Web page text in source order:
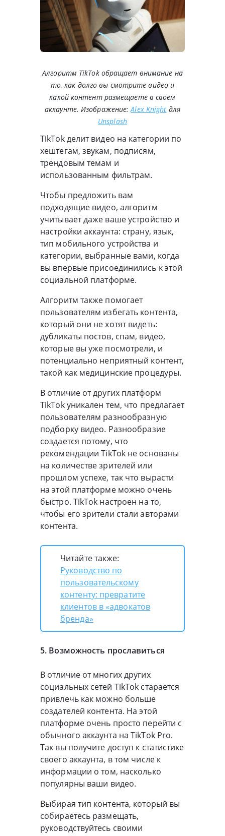
Алгоритм TikTok обращает внимание на
то, как долго вы смотрите видео и
какой контент размещаете в своем
аккаунте. Изображение:Alex Knight для
Unsplash
TikTok делит видео на категории по
хештегам, звукам, подписям,
трендовым темам и
использованным фильтрам.
Чтобы предложить вам
подходящие видео, алгоритм
учитывает даже ваше устройство и
настройки аккаунта: страну, язык,
тип мобильного устройства и
категории, выбранные вами, когда
вы впервые присоединились к этой
социальной платформе.
Алгоритм также помогает
пользователям избегать контента,
который они не хотят видеть:
дубликаты постов, спам, видео,
которые вы уже посмотрели, и
потенциально неприятный контент,
такой как медицинские процедуры.
В отличие от других платформ
TikTok уникален тем, что предлагает
пользователям разнообразную
подборку видео. Разнообразие
создается потому, что
рекомендации TikTok не основаны
на количестве зрителей или
прошлом успехе, так что вырасти
на этой платформе можно очень
быстро. TikTok настроен на то,
чтобы его зрители стали авторами
контента.
Читайте также:
Руководство по
пользовательскому
контенту: превратите
клиентов в «адвокатов
бренда»
5. Возможность прославиться
В отличие от многих других
социальных сетей TikTok старается
привлечь как можно больше
создателей контента. На этой
платформе очень просто перейти с
обычного аккаунта на TikTok Pro.
Так вы получите доступ к статистике
своего аккаунта, в том числе к
информации о том, насколько
популярны ваши видео.
Выбирая тип контента, который вы
собираетесь размещать,
руководствуйтесь своими